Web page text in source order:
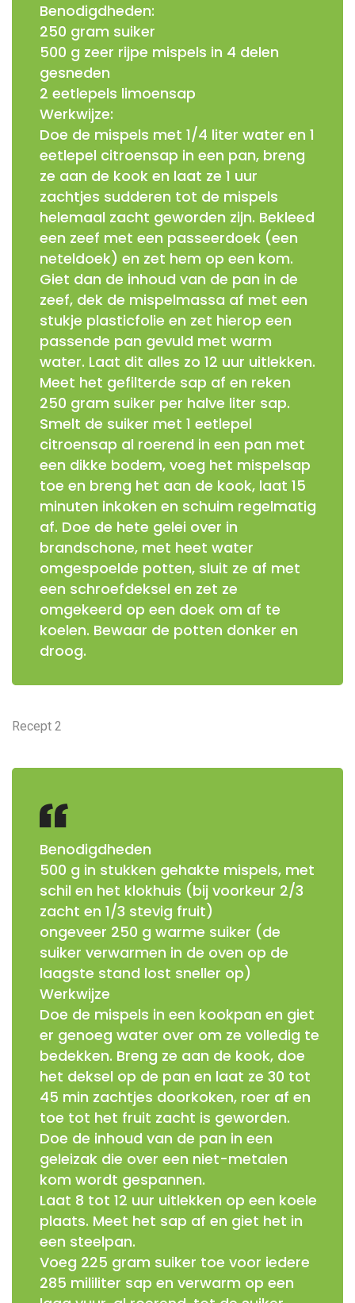
Benodigdheden:
250 gram suiker
500 g zeer rijpe mispels in 4 delen
gesneden
2 eetlepels limoensap
Werkwijze:
Doe de mispels met 1/4 liter water en 1
eetlepel citroensap in een pan, breng
ze aan de kook en laat ze 1 uur
zachtjes sudderen tot de mispels
helemaal zacht geworden zijn. Bekleed
een zeef met een passeerdoek (een
neteldoek) en zet hem op een kom.
Giet dan de inhoud van de pan in de
zeef, dek de mispelmassa af met een
stukje plasticfolie en zet hierop een
passende pan gevuld met warm
water. Laat dit alles zo 12 uur uitlekken.
Meet het gefilterde sap af en reken
250 gram suiker per halve liter sap.
Smelt de suiker met 1 eetlepel
citroensap al roerend in een pan met
een dikke bodem, voeg het mispelsap
toe en breng het aan de kook, laat 15
minuten inkoken en schuim regelmatig
af. Doe de hete gelei over in
brandschone, met heet water
omgespoelde potten, sluit ze af met
een schroefdeksel en zet ze
omgekeerd op een doek om af te
koelen. Bewaar de potten donker en
droog.
Recept 2
Benodigdheden
500 g in stukken gehakte mispels, met
schil en het klokhuis (bij voorkeur 2/3
zacht en 1/3 stevig fruit)
ongeveer 250 g warme suiker (de
suiker verwarmen in de oven op de
laagste stand lost sneller op)
Werkwijze
Doe de mispels in een kookpan en giet
er genoeg water over om ze volledig te
bedekken. Breng ze aan de kook, doe
het deksel op de pan en laat ze 30 tot
45 min zachtjes doorkoken, roer af en
toe tot het fruit zacht is geworden.
Doe de inhoud van de pan in een
geleizak die over een niet-metalen
kom wordt gespannen.
Laat 8 tot 12 uur uitlekken op een koele
plaats. Meet het sap af en giet het in
een steelpan.
Voeg 225 gram suiker toe voor iedere
285 mililiter sap en verwarm op een